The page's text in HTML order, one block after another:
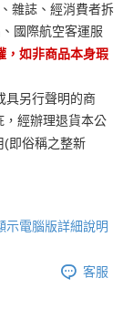
雜誌、經消費者拆
國際航空客運服
，如非商品本身瑕
具另行聲明的商
，經辦理退貨本公
(即俗稱之整新
示電腦版詳細說明
客服